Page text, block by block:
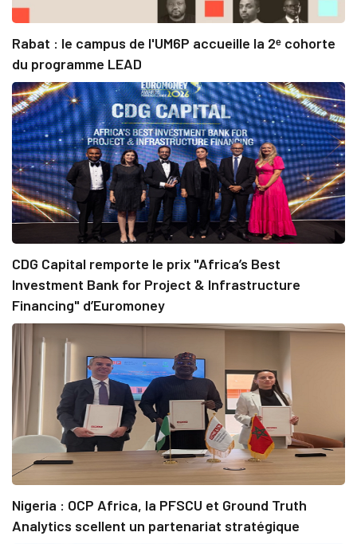
Rabat : le campus de l'UM6P accueille la 2ᵉ cohorte
du programme LEAD
CDG Capital remporte le prix "Africa’s Best
Investment Bank for Project & Infrastructure
Financing" d’Euromoney
Nigeria : OCP Africa, la PFSCU et Ground Truth
Analytics scellent un partenariat stratégique